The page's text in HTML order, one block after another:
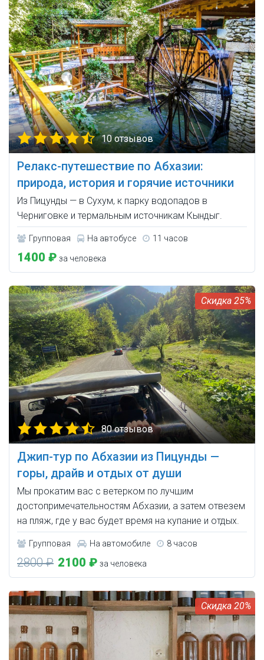
10 отзывов
Релакс-путешествие по Абхазии:
природа, история и горячие источники
Из Пицунды — в Сухум, к парку водопадов в
Черниговке и термальным источникам Кындыг.
Групповая На автобусе 11 часов
1400 ₽ за человека
25%
80 отзывов
Джип-тур по Абхазии из Пицунды —
горы, драйв и отдых от души
Мы прокатим вас с ветерком по лучшим
достопримечательностям Абхазии, а затем отвезем
на пляж, где у вас будет время на купание и отдых.
Групповая На автомобиле 8 часов
2800 ₽ 2100 ₽ за человека
20%